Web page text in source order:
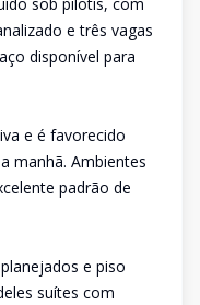
e três vagas
disponível para
e é favorecido
manhã. Ambientes
padrão de
e piso
suítes com